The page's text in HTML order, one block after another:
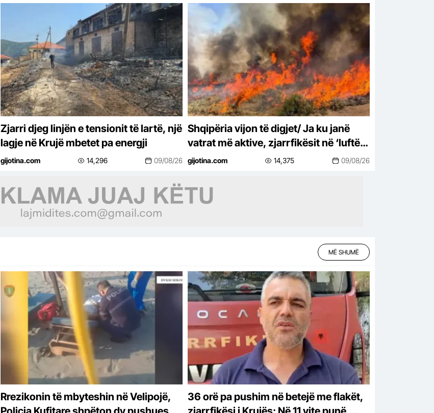
Zjarri djeg linjën e tensionit të lartë, një
lagje në Krujë mbetet pa energji
gijotina.com 14,296 09/08/26
Shqipëria vijon të digjet/ Ja ku janë
vatrat më aktive, zjarrfikësit në ‘luftë’
me flakët
gijotina.com 14,375 09/08/26
MË SHUMË
Rrezikonin të mbyteshin në Velipojë,
36 orë pa pushim në betejë me flakët,